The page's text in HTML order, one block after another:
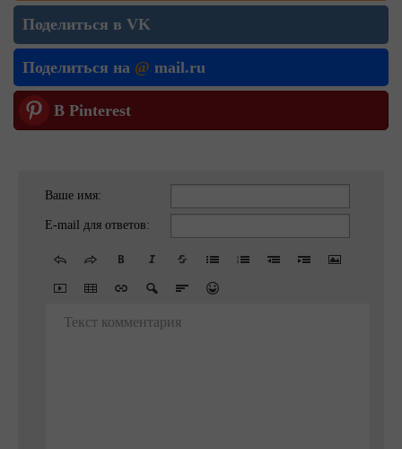
Поделиться в VK
Поделиться на @ mail.ru
В Pinterest
Ваше имя:
E-mail для ответов:
Текст комментария